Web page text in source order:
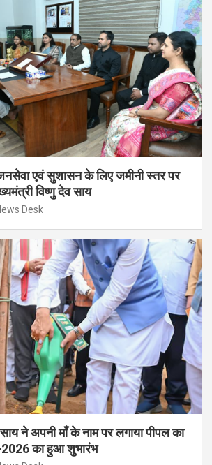
एवं सुशासन के लिए जमीनी स्तर पर
विष्णु देव साय
Desk
ने अपनी माँ के नाम पर लगाया पीपल का
2026 का हुआ शुभारंभ